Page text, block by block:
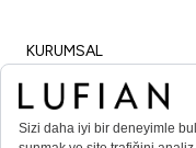
KURUMSAL
ALIŞVERİŞ
ÖNEMLİ BİLGİLER
ÜYE